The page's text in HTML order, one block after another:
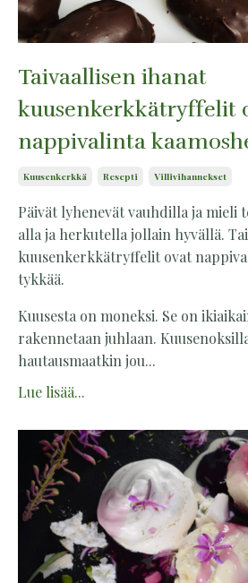
Taivaallisen ihanat
kuusenkerkkätryffelit
nappivalinta
Kuusenkerkkä Resepti Villivihannekset
Päivät lyhenevät vauhdilla ja mieli
alla ja herkutella jollain hyvällä.
kuusenkerkkätryffelit ovat
tykkää.
Kuusesta on moneksi. Se on
rakennetaan juhlaan.
hautausmaatkin jou...
Lue lisää...